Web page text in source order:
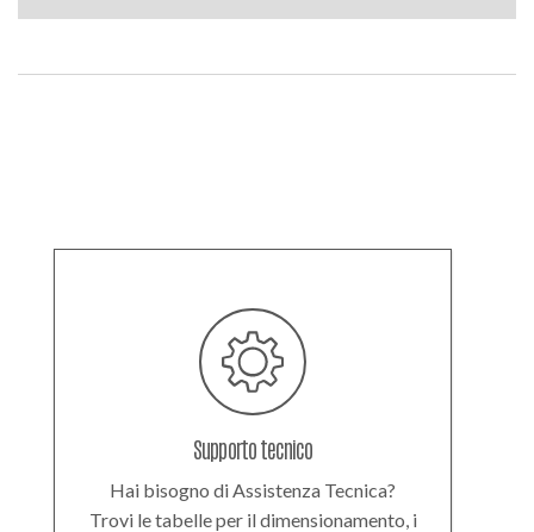
Supporto tecnico
Hai bisogno di Assistenza Tecnica?
Trovi le tabelle per il dimensionamento, i